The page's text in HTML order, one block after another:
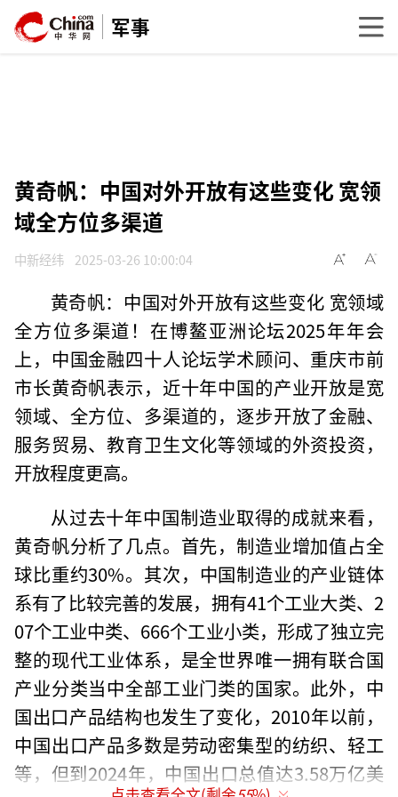
军事
黄奇帆：中国对外开放有这些变化 宽领
域全方位多渠道
中新经纬 2025-03-26 10:00:04
黄奇帆：中国对外开放有这些变化 宽领域
全方位多渠道！在博鳌亚洲论坛2025年年会
上，中国金融四十人论坛学术顾问、重庆市前
市长黄奇帆表示，近十年中国的产业开放是宽
领域、全方位、多渠道的，逐步开放了金融、
服务贸易、教育卫生文化等领域的外资投资，
开放程度更高。
从过去十年中国制造业取得的成就来看，
黄奇帆分析了几点。首先，制造业增加值占全
球比重约30%。其次，中国制造业的产业链体
系有了比较完善的发展，拥有41个工业大类、2
07个工业中类、666个工业小类，形成了独立完
整的现代工业体系，是全世界唯一拥有联合国
产业分类当中全部工业门类的国家。此外，中
国出口产品结构也发生了变化，2010年以前，
中国出口产品多数是劳动密集型的纺织、轻工
等，但到2024年，中国出口总值达3.58万亿美